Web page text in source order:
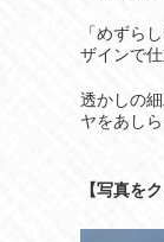
「めずら
ザインで
透かしの
ヤをあし
【写真を